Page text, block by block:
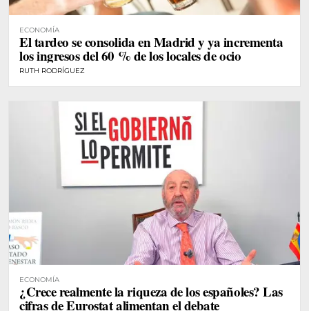
ECONOMÍA
El tardeo se consolida en Madrid y ya incrementa
los ingresos del 60 % de los locales de ocio
RUTH RODRÍGUEZ
ECONOMÍA
¿Crece realmente la riqueza de los españoles? Las
cifras de Eurostat alimentan el debate